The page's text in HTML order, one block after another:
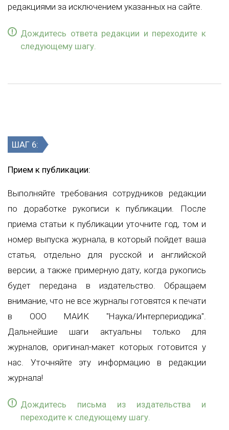
редакциями за исключением указанных на сайте.
Дождитесь ответа редакции и переходите к
следующему шагу.
ШАГ 6:
Прием к публикации:
Выполняйте требования сотрудников редакции
по доработке рукописи к публикации. После
приема статьи к публикации уточните год, том и
номер выпуска журнала, в который пойдет ваша
статья, отдельно для русской и английской
версии, а также примерную дату, когда рукопись
будет передана в издательство. Обращаем
внимание, что не все журналы готовятся к печати
в ООО МАИК "Наука/Интерпериодика".
Дальнейшие шаги актуальны только для
журналов, оригинал-макет которых готовится у
нас. Уточняйте эту информацию в редакции
журнала!
Дождитесь письма из издательства и
переходите к следующему шагу.